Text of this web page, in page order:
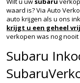
waard is? Via Auto
auto krijgen als u ons
krijgt u een geheel
verkopen was nog
Subaru